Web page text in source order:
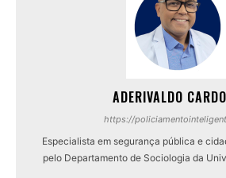
ADERIVALDO
https://
Especialista em segurança pública e
pelo Departamento de Sociologia da